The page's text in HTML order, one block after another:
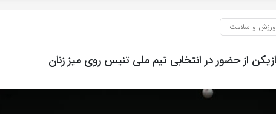
ورزش و سلامت